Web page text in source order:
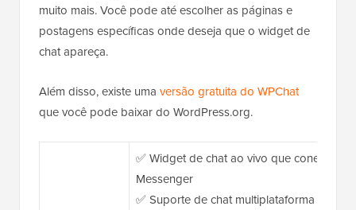
muito mais. Você pode até escolher as páginas e
postagens específicas onde deseja que o widget de
chat apareça.
Além disso, existe uma versão gratuita do WPChat
que você pode baixar do WordPress.org.
✅ Widget de chat ao vivo que conecta
Messenger
✅ Suporte de chat multiplataforma para